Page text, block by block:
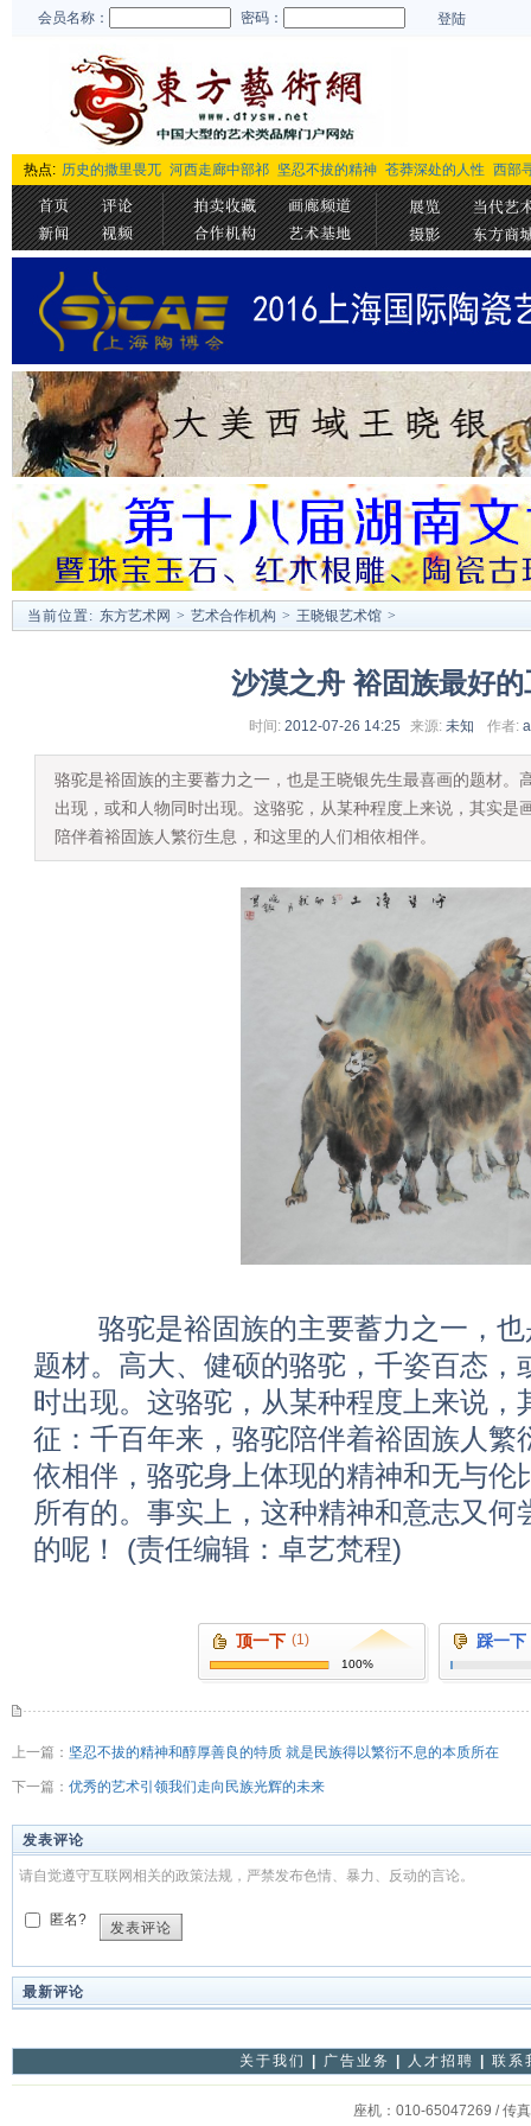
会员名称： 密码： 登陆
热点: 历史的撒里畏兀 河西走廊中部祁 坚忍不拔的精神 苍莽深处的人性 西部
当前位置: 东方艺术网 > 艺术合作机构 > 王晓银艺术馆 >
沙漠之舟 裕固族最好
时间: 2012-07-26 14:25 来源: 未知 作者:
骆驼是裕固族的主要蓄力之一，也是王晓银先生最喜画的题材。
出现，或和人物同时出现。这骆驼，从某种程度上来说，其实是
陪伴着裕固族人繁衍生息，和这里的人们相依相伴。
骆驼是裕固族的主要蓄力之一，也
题材。高大、健硕的骆驼，千姿百态，
时出现。这骆驼，从某种程度上来说，
征：千百年来，骆驼陪伴着裕固族人繁
依相伴，骆驼身上体现的精神和无与伦
所有的。事实上，这种精神和意志又何
的呢！ (责任编辑：卓艺梵程)
顶一下 (1)
100%
踩一下
上一篇： 坚忍不拔的精神和醇厚善良的特质 就是民族得以繁衍不息的本质所在
下一篇： 优秀的艺术引领我们走向民族光辉的未来
发表评论
请自觉遵守互联网相关的政策法规，严禁发布色情、暴力、反动的言论。
匿名?
发表评论
最新评论
关于我们 广告业务 人才招聘 联系
座机：010-65047269 / 传